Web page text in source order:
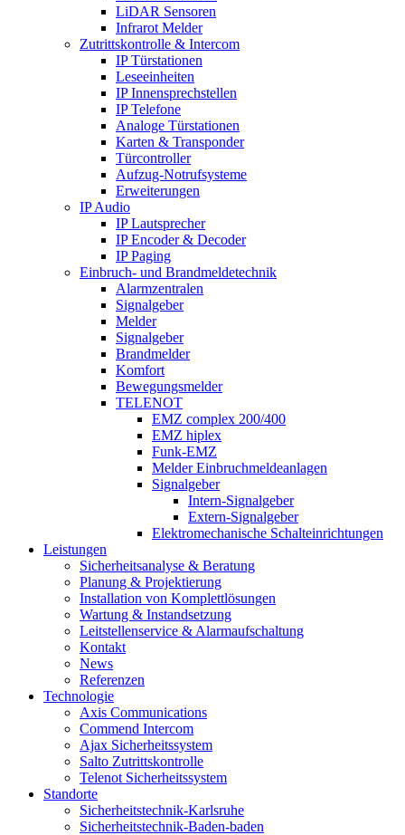
LiDAR Sensoren
Infrarot Melder
Zutrittskontrolle & Intercom
IP Türstationen
Leseeinheiten
IP Innensprechstellen
IP Telefone
Analoge Türstationen
Karten & Transponder
Türcontroller
Aufzug-Notrufsysteme
Erweiterungen
IP Audio
IP Lautsprecher
IP Encoder & Decoder
IP Paging
Einbruch- und Brandmeldetechnik
Alarmzentralen
Signalgeber
Melder
Signalgeber
Brandmelder
Komfort
Bewegungsmelder
TELENOT
EMZ complex 200/400
EMZ hiplex
Funk-EMZ
Melder Einbruchmeldeanlagen
Signalgeber
Intern-Signalgeber
Extern-Signalgeber
Elektromechanische Schalteinrichtungen
Leistungen
Sicherheitsanalyse & Beratung
Planung & Projektierung​
Installation von Komplettlösungen
Wartung & Instandsetzung
Leitstellenservice & Alarmaufschaltung
Kontakt
News
Referenzen
Technologie
Axis Communications
Commend Intercom
Ajax Sicherheitssystem​
Salto Zutrittskontrolle
Telenot Sicherheitssystem
Standorte
Sicherheitstechnik-Karlsruhe
Sicherheitstechnik-Baden-baden